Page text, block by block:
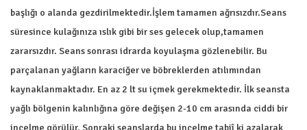
başlığı o alanda gezdirilmektedir.İşlem tamamen ağrısızdır.Seans
süresince kulağınıza ıslık gibi bir ses gelecek olup,tamamen
zararsızdır. Seans sonrası idrarda koyulaşma gözlenebilir. Bu
parçalanan yağların karaciğer ve böbreklerden atılımından
kaynaklanmaktadır. En az 2 lt su içmek gerekmektedir. İlk seansta
yağlı bölgenin kalınlığına göre değişen 2-10 cm arasında ciddi bir
incelme görülür. Sonraki seanslarda bu incelme tabiî ki azalarak